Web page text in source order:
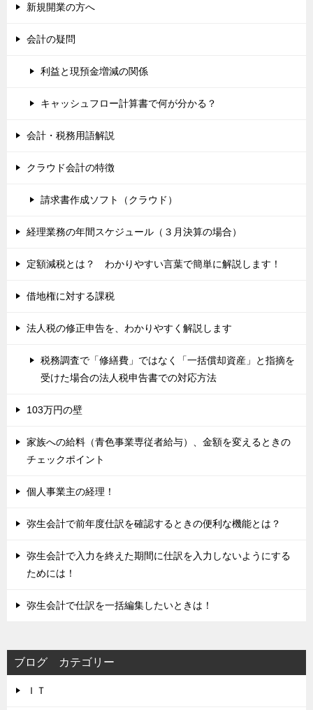
新規開業の方へ
会計の疑問
利益と現預金増減の関係
キャッシュフロー計算書で何が分かる？
会計・税務用語解説
クラウド会計の特徴
請求書作成ソフト（クラウド）
経理業務の年間スケジュール（３月決算の場合）
定額減税とは？ わかりやすい言葉で簡単に解説します！
借地権に対する課税
法人税の修正申告を、わかりやすく解説します
税務調査で「修繕費」ではなく「一括償却資産」と指摘を
受けた場合の法人税申告書での対応方法
103万円の壁
家族への給料（青色事業専従者給与）、金額を変えるときの
チェックポイント
個人事業主の経理！
弥生会計で前年度仕訳を確認するときの便利な機能とは？
弥生会計で入力を終えた期間に仕訳を入力しないようにする
ためには！
弥生会計で仕訳を一括編集したいときは！
ブログ カテゴリー
ＩＴ